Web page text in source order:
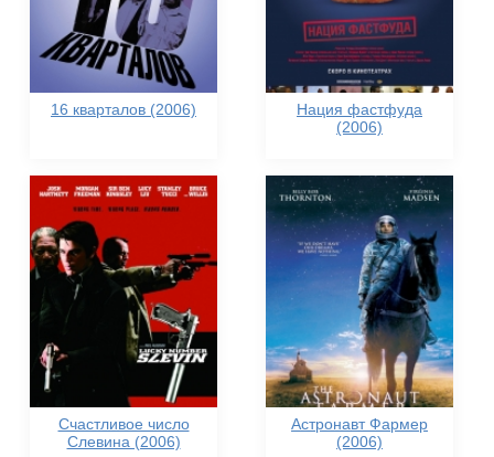
16 кварталов (2006)
Нация фастфуда
(2006)
Счастливое число
Слевина (2006)
Астронавт Фармер
(2006)